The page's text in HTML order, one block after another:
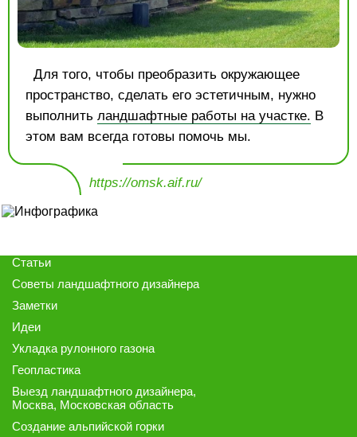
Для того, чтобы преобразить окружающее
пространство, сделать его эстетичным, нужно
выполнить ландшафтные работы на участке. В
этом вам всегда готовы помочь мы.
https://omsk.aif.ru/
Статьи
Советы ландшафтного дизайнера
Заметки
Идеи
Укладка рулонного газона
Геопластика
Выезд ландшафтного дизайнера,
Москва, Московская область
Создание альпийской горки